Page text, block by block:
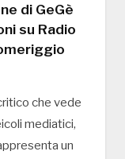
di GeGè
su Radio
che vede
mediatici,
un